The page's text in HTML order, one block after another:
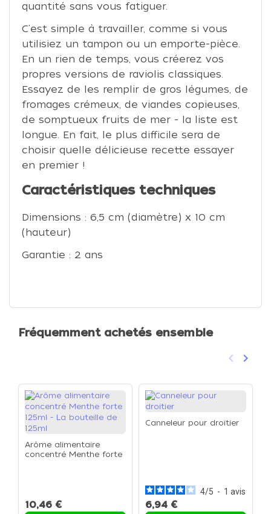
quantité sans vous fatiguer.
C'est simple à travailler, comme si vous
utilisiez un tampon ou un emporte-pièce.
En un rien de temps, vous créerez vos
propres versions de raviolis classiques.
Essayez de les remplir de gros légumes, de
fromages crémeux, de viandes copieuses,
de somptueux fruits de mer - la liste est
longue. En fait, le plus difficile sera de
choisir quelle délicieuse recette essayer
en premier !
Caractéristiques techniques
Dimensions : 6,5 cm (diamètre) x 10 cm
(hauteur)
Garantie : 2 ans
Fréquemment achetés ensemble
Précédent
keyboard_arrow_left keyboard_arrow_right
Arôme alimentaire
concentré Menthe forte
10,46 €
Canneleur pour droitier
4/5 - 1 avis
6,94 €